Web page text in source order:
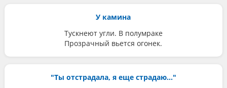
У камина
Тускнеют угли. В полумраке
Прозрачный вьется огонек.
"Ты отстрадала, я еще страдаю..."